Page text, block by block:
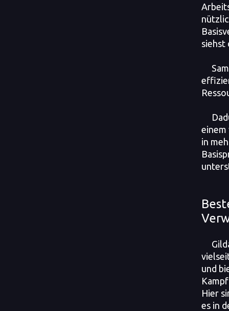
siehst
einem
in
und
Hier
es in